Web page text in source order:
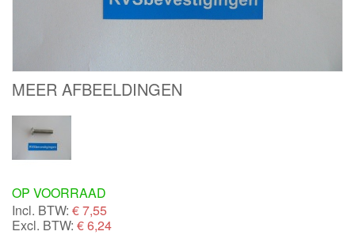
MEER AFBEELDINGEN
OP VOORRAAD
Incl. BTW: €7,55
Excl. BTW: € 6,24